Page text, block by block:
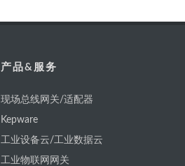
产品&服务
现场总线网关/适配器
Kepware
工业设备云/工业数据云
工业物联网网关